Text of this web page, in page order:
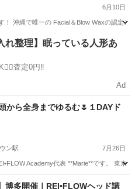
6月10日
！ 沖縄で唯一の Facial＆Blow Waxの認定
フェイシャル
れ整理】眠っている人形あ
査定0円‼️
Ad
から全身までゆるむ🌷１DAYド
ン駅 7月26日
Academy代表 **Marie**です。 東
快眠
博多開催｜REI•FLOWヘッド講